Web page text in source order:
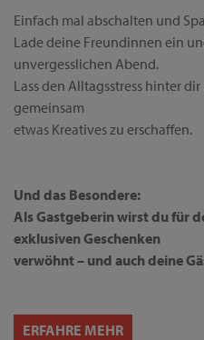
Einfach mal abschalten und
Lade deine Freundinnen ein
unvergesslichen Abend.
Lass den Alltagsstress hinter
gemeinsam
etwas Kreatives zu erschaffen.
Und das Besondere:
Als Gastgeberin wirst du für
exklusiven Geschenken
verwöhnt – und auch deine
ERFAHRE MEHR